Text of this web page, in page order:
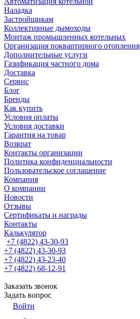
Наладка
Застройщикам
Коллективные дымоходы
Монтаж промышленных котельных
Организация поквартирного отопления
Дополнительные услуги
Газификация частного дома
Доставка
Сервис
Блог
Бренды
Как купить
Условия оплаты
Условия доставки
Гарантия на товар
Возврат
Контакты организации
Политика конфиденциальности
Пользовательское соглашение
Компания
О компании
Новости
Отзывы
Сертификаты и награды
Контакты
Калькулятор
+7 (4822) 43-30-93
+7 (4822) 43-30-93
+7 (4822) 43-23-40
+7 (4822) 68-12-91
Заказать звонок
Задать вопрос
Войти